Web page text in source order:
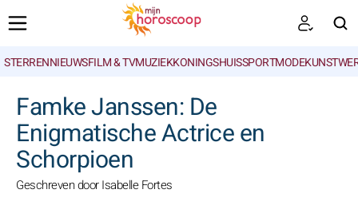
STERRENNIEUWSFILM & TVMUZIEKKONINGSHUISSPORTMODE
Famke Janssen: De
Enigmatische Actrice en
Schorpioen
Geschreven door Isabelle Fortes